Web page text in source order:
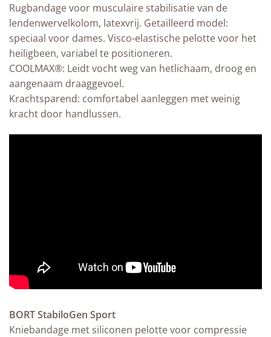
Rugbandage voor musculaire stabilisatie van de
lendenwervelkolom, latexvrij. Getailleerd model:
speciaal voor dames. Visco-elastische pelotte voor het
heiligbeen, variabel te positioneren.
COOLMAX®: Leidt vocht weg van hetlichaam, droog en
aangenaam draaggevoel.
Krachtsparend: comfortabel aanleggen met weinig
kracht door handlussen.
BORT StabiloGen Sport
Kniebandage met siliconen pelotte voor compressie